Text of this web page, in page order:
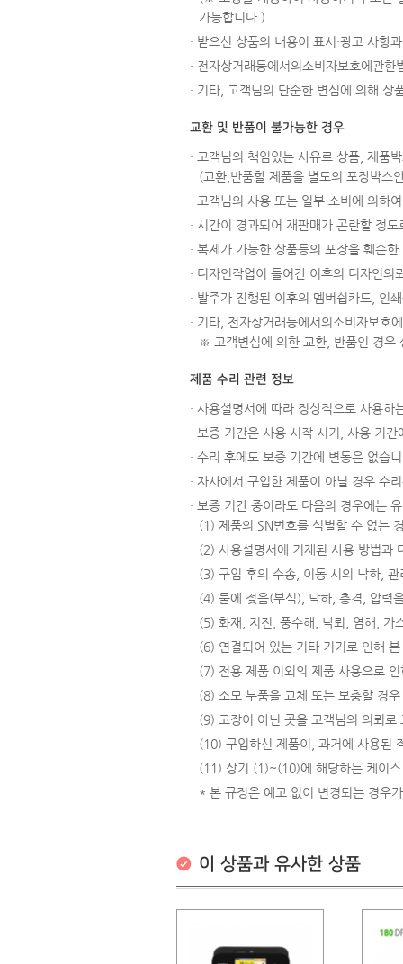
가능합니다.)
· 받으신 상품의 내용이 표시·광고 사항
· 전자상거래등에서의소비자보호에관
· 기타, 고객님의 단순한 변심에 의해
교환 및 반품이 불가능한 경우
· 고객님의 책임있는 사유로 상품, 제품
(교환,반품할 제품을 별도의 포장박스
· 고객님의 사용 또는 일부 소비에 의하
· 시간이 경과되어 재판매가 곤란할 정
· 복제가 가능한 상품등의 포장을 훼손
· 디자인작업이 들어간 이후의 디자인
· 발주가 진행된 이후의 멤버쉽카드, 인
· 기타, 전자상거래등에서의소비자보호
※ 고객변심에 의한 교환, 반품인 경우
제품 수리 관련 정보
· 사용설명서에 따라 정상적으로 사용
· 보증 기간은 사용 시작 시기, 사용 기
· 수리 후에도 보증 기간에 변동은 없습
· 자사에서 구입한 제품이 아닐 경우 수
· 보증 기간 중이라도 다음의 경우에는
(1) 제품의 SN번호를 식별할 수 없는
(2) 사용설명서에 기재된 사용 방법과
(3) 구입 후의 수송, 이동 시의 낙하,
(4) 물에 젖음(부식), 낙하, 충격, 압력
(5) 화재, 지진, 풍수해, 낙뢰, 염해, 가
(6) 연결되어 있는 기타 기기로 인해
(7) 전용 제품 이외의 제품 사용으로
(8) 소모 부품을 교체 또는 보충할 경우
(9) 고장이 아닌 곳을 고객님의 의뢰로
(10) 구입하신 제품이, 과거에 사용된
(11) 상기 (1)~(10)에 해당하는 케이
* 본 규정은 예고 없이 변경되는 경우
이 상품과 유사한 상품